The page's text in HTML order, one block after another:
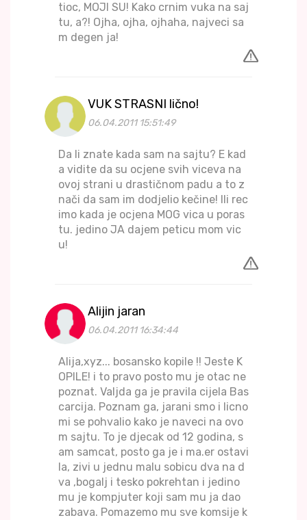
tioc, MOJI SU! Kako crnim vuka na saj
tu, a?! Ojha, ojha, ojhaha, najveci sa
m degen ja!
VUK STRASNI lično!
06.04.2011 15:51:49
Da li znate kada sam na sajtu? E kad
a vidite da su ocjene svih viceva na
ovoj strani u drastičnom padu a to z
nači da sam im dodjelio kečine! Ili rec
imo kada je ocjena MOG vica u poras
tu. jedino JA dajem peticu mom vic
u!
Alijin jaran
06.04.2011 16:34:44
Alija,xyz... bosansko kopile !! Jeste K
OPILE! i to pravo posto mu je otac ne
poznat. Valjda ga je pravila cijela Bas
carcija. Poznam ga, jarani smo i licno
mi se pohvalio kako je naveci na ovo
m sajtu. To je djecak od 12 godina, s
am samcat, posto ga je i ma.er ostavi
la, zivi u jednu malu sobicu dva na d
va ,bogalj i tesko pokrehtan i jedino
mu je kompjuter koji sam mu ja dao
zabava. Pomazemo mu sve komsije k